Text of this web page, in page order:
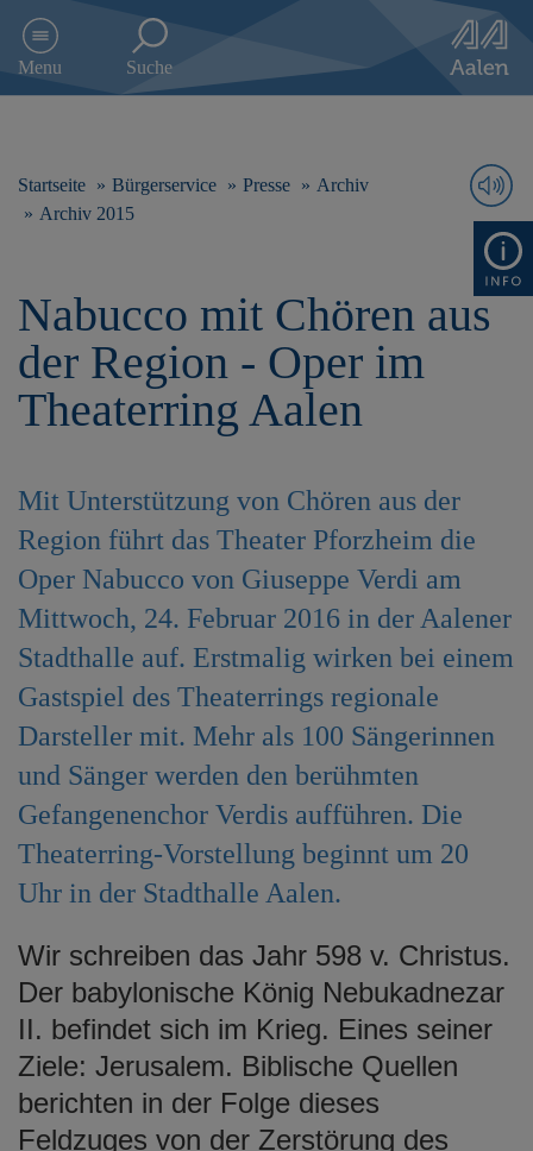
e
Menu Suche
Startseite Bürgerservice Presse
Archiv
Archiv 2015
Nabucco mit Chören aus
der Region - Oper im
Theaterring Aalen
Mit Unterstützung von Chören aus der
Region führt das Theater Pforzheim die
Oper Nabucco von Giuseppe Verdi am
Mittwoch, 24. Februar 2016 in der Aalener
Stadthalle auf. Erstmalig wirken bei einem
Gastspiel des Theaterrings regionale
Darsteller mit. Mehr als 100 Sängerinnen
und Sänger werden den berühmten
Gefangenenchor Verdis aufführen. Die
Theaterring-Vorstellung beginnt um 20
Uhr in der Stadthalle Aalen.
Wir schreiben das Jahr 598 v. Christus.
Der babylonische König Nebukadnezar
II. befindet sich im Krieg. Eines seiner
Ziele: Jerusalem. Biblische Quellen
berichten in der Folge dieses
Feldzuges von der Zerstörung des